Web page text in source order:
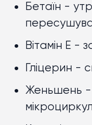
Бетаїн -
Вітамін E -
Гліцерин -
Женьшень -